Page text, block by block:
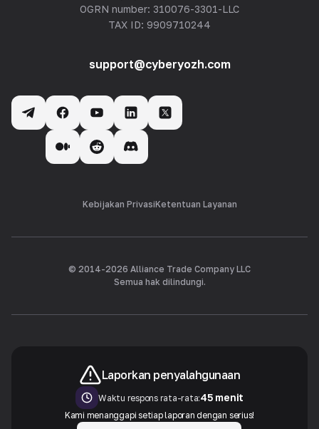
OGRN number: 310076-3301-LLC
TAX ID: 9909710244
support@cyberyozh.com
Kebijakan PrivasiKetentuan Layanan
© 2014-2026 Alliance Trade Company LLC
Semua hak dilindungi.
Laporkan penyalahgunaan
Waktu respons rata-rata:45 menit
Kami menanggapi setiap laporan dengan serius!